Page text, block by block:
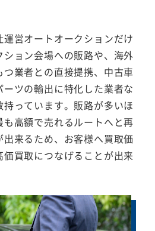
営オートオークションだけ
ョン会場への販路や、海外
業者との直接提携、中古車
ツの輸出に特化した業者な
っています。販路が多いほ
高額で売れるルートへと再
来るため、お客様へ買取価
買取につなげることが出来